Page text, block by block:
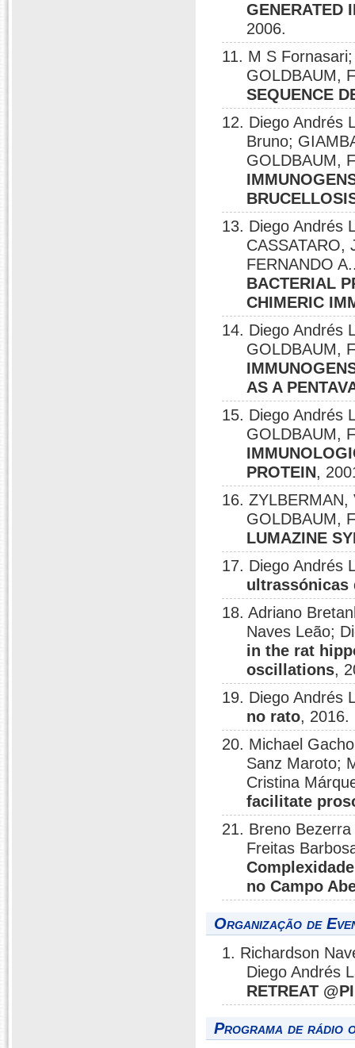
GENERATED
2006.
11. M S
GOLDBAUM,
SEQUENCE
12. Diego Andrés
Bruno;
GOLDBAUM,
13. Diego Andrés
CASSATARO,
FERNANDO
BACTERIAL
CHIMERIC
14. Diego Andrés
GOLDBAUM,
AS A
15. Diego Andrés
GOLDBAUM,
PROTEIN,
16. ZYLBERMAN,
GOLDBAUM,
LUMAZINE
17. Diego Andrés
ultrassónicas
18. Adriano
Naves Leão;
in the rat
oscillations,
19. Diego Andrés
no rato, 2016.
20. Michael
Sanz Maroto;
Cristina
facilitate
21. Breno
Freitas
no Campo
Organização de
1. Richardson
Diego Andrés
RETREAT
Programa de rádio